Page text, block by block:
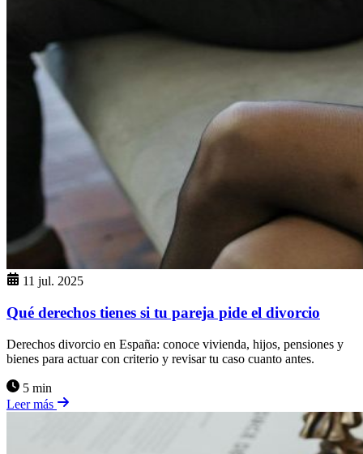
11 jul. 2025
Qué derechos tienes si tu pareja pide el divorcio
Derechos divorcio en España: conoce vivienda, hijos, pensiones y
bienes para actuar con criterio y revisar tu caso cuanto antes.
5 min
Leer más